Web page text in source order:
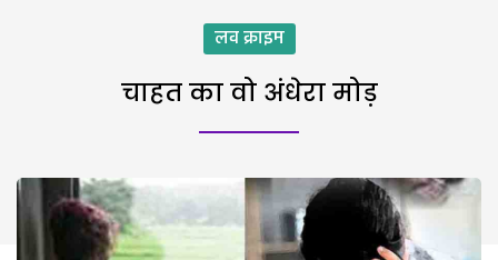
लव क्राइम
चाहत का वो अंधेरा मोड़